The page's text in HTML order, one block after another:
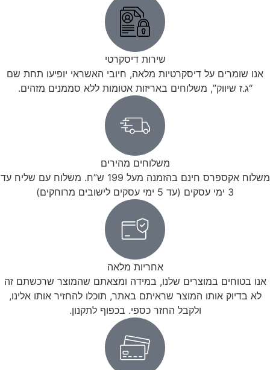
שירות דיסקרטי
אנו שומרים על דיסקרטיות מלאה, חיובי האשראי יופיעו תחת שם
“ג.ז שיווק”, משלוחים באריזות אטומות ללא סממנים מזהים.
משלוחים מהירים
משלוח אקספרס חינם בהזמנה מעל 199 ש”ח. משלוח עם שליח עד
3 ימי עסקים (עד 5 ימי עסקים לישובים מרוחקים)
אחריות מלאה
אנו בטוחים במוצרים שלנו, במידה ומצאתם שהמוצר שרכשתם זה
לא בדיוק אותו המוצר שראיתם באתר, תוכלו להחזיר אותו אלינו,
ולקבל החזר כספי. בכפוף לתקנון.